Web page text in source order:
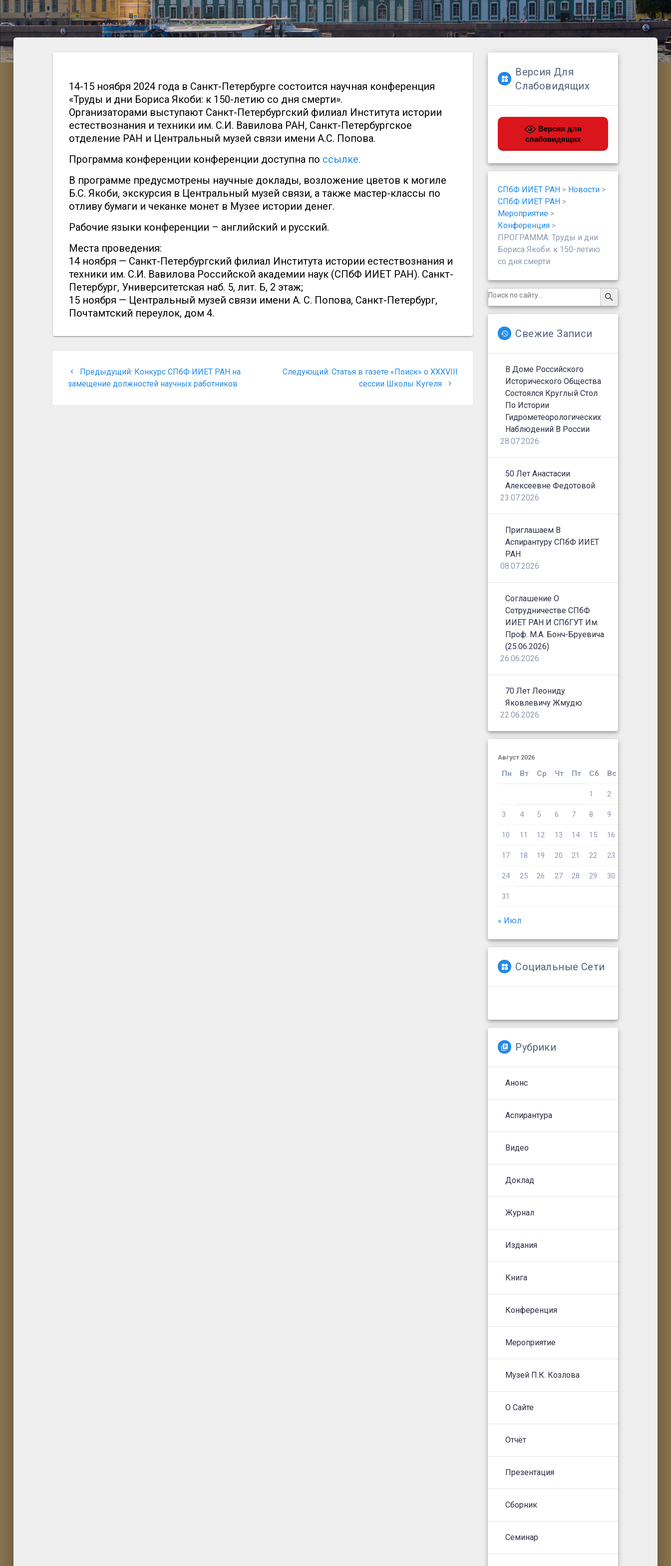
14-15 ноября 2024 года в Санкт-Петербурге состоится научная конференция
«Труды и дни Бориса Якоби: к 150-летию со дня смерти».
Организаторами выступают Санкт-Петербургский филиал Института истории
естествознания и техники им. С.И. Вавилова РАН, Санкт-Петербургское
отделение РАН и Центральный музей связи имени А.С. Попова.
Программа конференции конференции доступна по ссылке.
В программе предусмотрены научные доклады, возложение цветов к могиле
Б.С. Якоби, экскурсия в Центральный музей связи, а также мастер-классы по
отливу бумаги и чеканке монет в Музее истории денег.
Рабочие языки конференции – английский и русский.
Места проведения:
14 ноября — Санкт-Петербургский филиал Института истории естествознания и
техники им. С.И. Вавилова Российской академии наук (СПбФ ИИЕТ РАН). Санкт-
Петербург, Университетская наб. 5, лит. Б, 2 этаж;
15 ноября — Центральный музей связи имени А. С. Попова, Санкт-Петербург,
Почтамтский переулок, дом 4.
Навигация
по
Предыдущий: Предыдущая
запись:
Конкурс СПбФ ИИЕТ РАН на
замещение должностей научных работников
Следующий: Следующая
Статья в газете «Поиск» о XXXVIII
сессии Школы Кугеля
Версия Для
Слабовидящих
Версия для
слабовидящих
СПбФ ИИЕТ РАН > Новости >
СПбФ ИИЕТ РАН >
Мероприятие >
Конференция >
ПРОГРАММА: Труды и дни
Бориса Якоби: к 150-летию
со дня смерти
Search
for:
Search Button
Свежие Записи
В Доме Российского
Исторического Общества
Состоялся Круглый Стол
По Истории
Гидрометеорологических
Наблюдений В России
28.07.2026
50 Лет Анастасии
Алексеевне Федотовой
23.07.2026
Приглашаем В
Аспирантуру СПбФ ИИЕТ
РАН
08.07.2026
Соглашение О
Сотрудничестве СПбФ
ИИЕТ РАН И СПбГУТ Им.
Проф. М.А. Бонч-Бруевича
(25.06.2026)
26.06.2026
70 Лет Леониду
Яковлевичу Жмудю
22.06.2026
Август 2026
Пн Вт Ср Чт Пт Сб Вс
1 2
3 4 5 6 7 8 9
10 11 12 13 14 15 16
17 18 19 20 21 22 23
24 25 26 27 28 29 30
31
« Июл
Социальные Сети
Рубрики
Анонс
Аспирантура
Видео
Доклад
Журнал
Издания
Книга
Конференция
Мероприятие
Музей П.К. Козлова
О Сайте
Отчёт
Презентация
Сборник
Семинар